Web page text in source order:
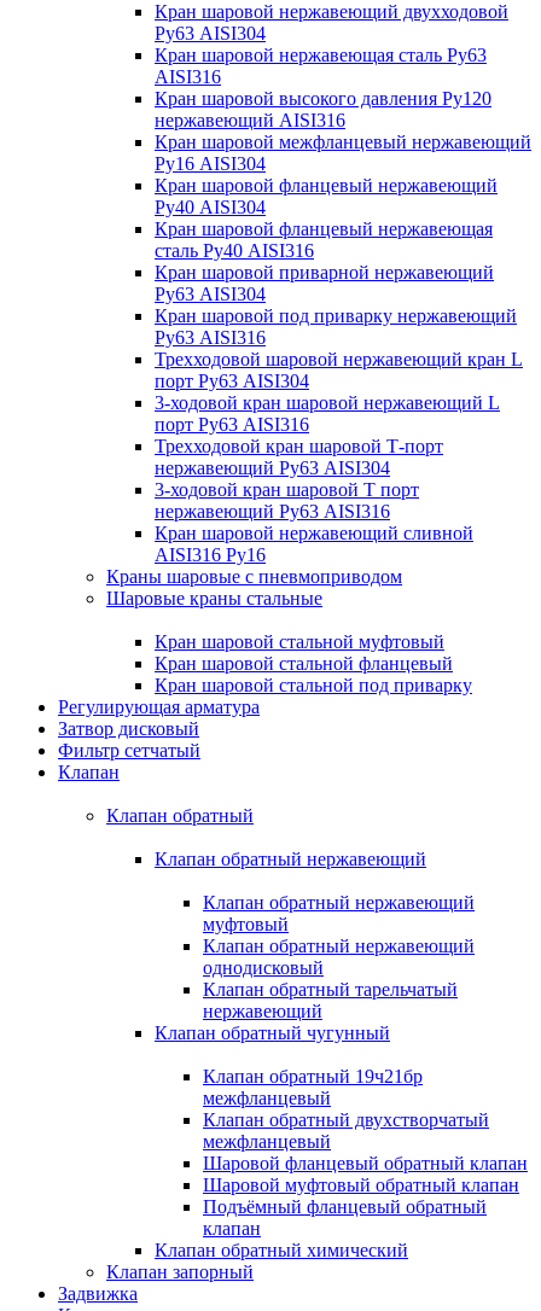
Кран шаровой нержавеющий двухходовой
Ру63 AISI304
Кран шаровой нержавеющая сталь Ру63
AISI316
Кран шаровой высокого давления Ру120
нержавеющий AISI316
Кран шаровой межфланцевый нержавеющий
Ру16 AISI304
Кран шаровой фланцевый нержавеющий
Ру40 AISI304
Кран шаровой фланцевый нержавеющая
сталь Ру40 AISI316
Кран шаровой приварной нержавеющий
Ру63 AISI304
Кран шаровой под приварку нержавеющий
Ру63 AISI316
Трехходовой шаровой нержавеющий кран L
порт Ру63 AISI304
3-ходовой кран шаровой нержавеющий L
порт Ру63 AISI316
Трехходовой кран шаровой Т-порт
нержавеющий Ру63 AISI304
3-ходовой кран шаровой Т порт
нержавеющий Ру63 AISI316
Кран шаровой нержавеющий сливной
AISI316 Ру16
Краны шаровые с пневмоприводом
Шаровые краны стальные
Кран шаровой стальной муфтовый
Кран шаровой стальной фланцевый
Кран шаровой стальной под приварку
Регулирующая арматура
Затвор дисковый
Фильтр сетчатый
Клапан
Клапан обратный
Клапан обратный нержавеющий
Клапан обратный нержавеющий
муфтовый
Клапан обратный нержавеющий
однодисковый
Клапан обратный тарельчатый
нержавеющий
Клапан обратный чугунный
Клапан обратный 19ч21бр
межфланцевый
Клапан обратный двухстворчатый
межфланцевый
Шаровой фланцевый обратный клапан
Шаровой муфтовый обратный клапан
Подъёмный фланцевый обратный
клапан
Клапан обратный химический
Клапан запорный
Задвижка